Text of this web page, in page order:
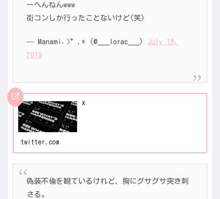
ーへんねんwww
街コンしか行ったことないけど(笑)
— Manami˖☽°.* (@___lorac___) July 18,
2019
X
twitter.com
偽装不倫を観ているけれど、胸にグサグサ突き刺
さる。